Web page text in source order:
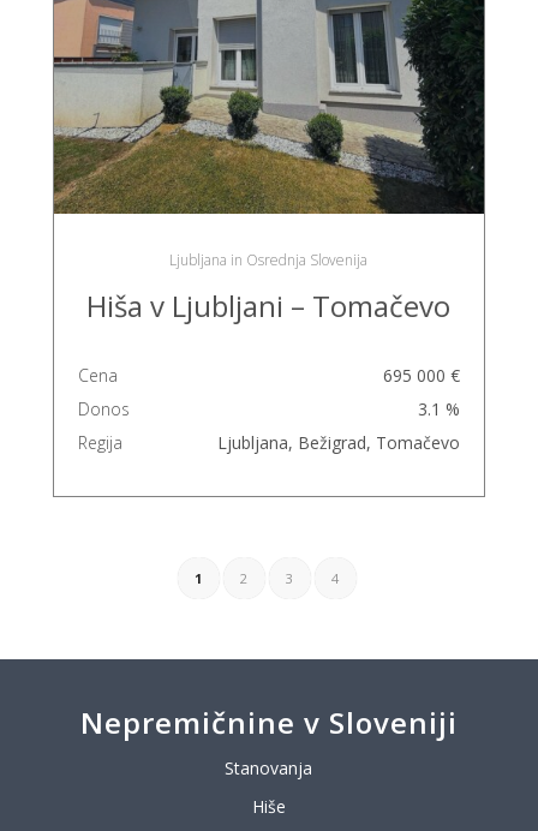
Ljubljana in Osrednja Slovenija
Hiša v Ljubljani – Tomačevo
Cena
695 000 €
Donos
3.1 %
Regija
Ljubljana, Bežigrad, Tomačevo
1 2 3 4
Nepremičnine v Sloveniji
Stanovanja
Hiše